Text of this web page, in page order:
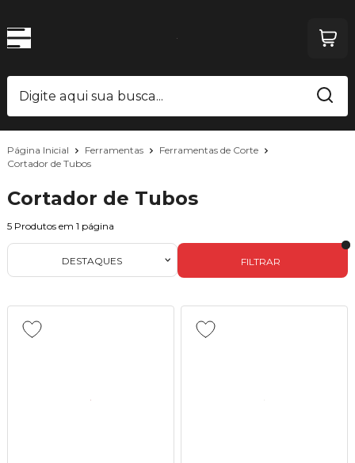
Página Inicial Ferramentas
Ferramentas de Corte
Cortador de Tubos
Cortador de Tubos
5 Produtos em 1 página
FILTRAR
DESTAQUES